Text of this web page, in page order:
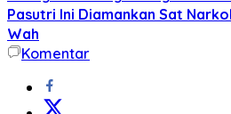
Pasutri Ini Diamankan Sat
Wah
Komentar